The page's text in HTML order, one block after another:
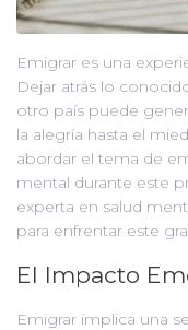
Emigrar es una
Dejar atrás lo
otro país puede
la alegría hasta el
abordar el tema de
mental durante este
experta en salud
para enfrentar este
El Impacto
Emigrar implica una